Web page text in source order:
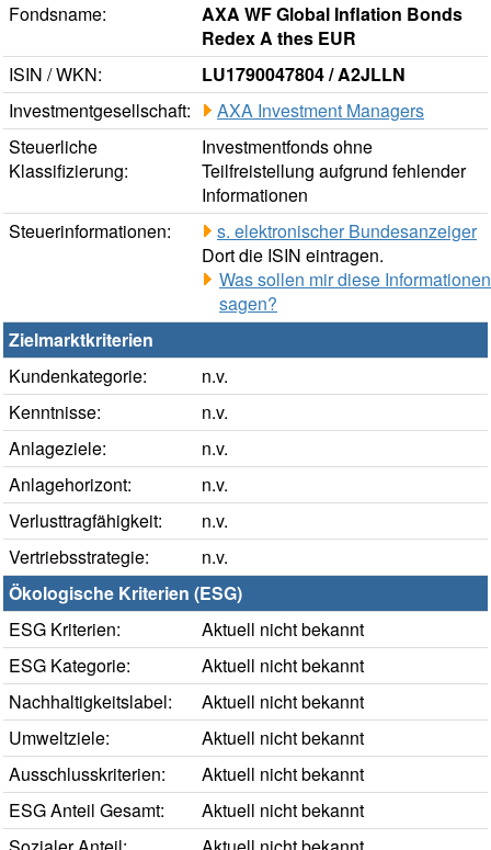
Fondsname:
AXA WF Global Inflation Bonds
Redex A thes EUR
ISIN / WKN:
LU1790047804 / A2JLLN
Investmentgesellschaft:
AXA Investment Managers
Steuerliche
Klassifizierung:
Investmentfonds ohne
Teilfreistellung aufgrund fehlender
Informationen
Steuerinformationen:
s. elektronischer Bundesanzeiger
Dort die ISIN eintragen.
Was sollen mir diese Informationen
sagen?
Zielmarktkriterien
Kundenkategorie:
n.v.
Kenntnisse:
n.v.
Anlageziele:
n.v.
Anlagehorizont:
n.v.
Verlusttragfähigkeit:
n.v.
Vertriebsstrategie:
n.v.
Ökologische Kriterien (ESG)
ESG Kriterien:
Aktuell nicht bekannt
ESG Kategorie:
Aktuell nicht bekannt
Nachhaltigkeitslabel:
Aktuell nicht bekannt
Umweltziele:
Aktuell nicht bekannt
Ausschlusskriterien:
Aktuell nicht bekannt
ESG Anteil Gesamt:
Aktuell nicht bekannt